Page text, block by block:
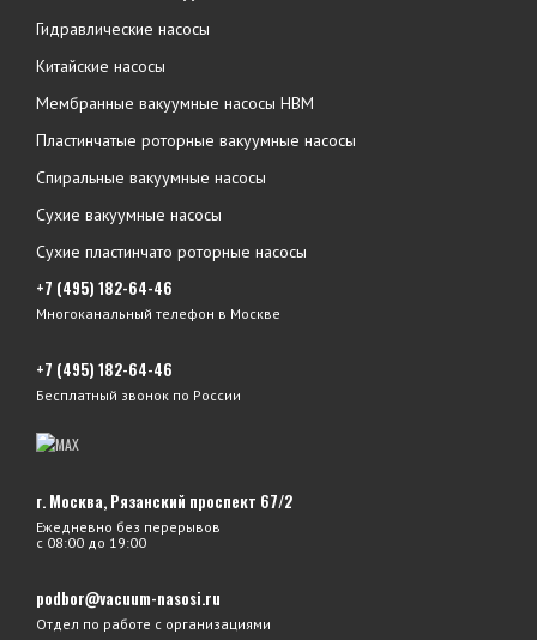
Гидравлические насосы
Китайские насосы
Мембранные вакуумные насосы НВМ
Пластинчатые роторные вакуумные насосы
Спиральные вакуумные насосы
Сухие вакуумные насосы
Сухие пластинчато роторные насосы
+7 (495) 182-64-46
Многоканальный телефон в Москве
+7 (495) 182-64-46
Бесплатный звонок по России
г. Москва, Рязанский проспект 67/2
Ежедневно без перерывов
с 08:00 до 19:00
podbor@vacuum-nasosi.ru
Отдел по работе с организациями